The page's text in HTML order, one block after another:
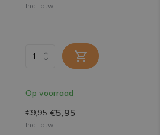
Incl. btw
Op voorraad
€9,95 €5,95
Incl. btw